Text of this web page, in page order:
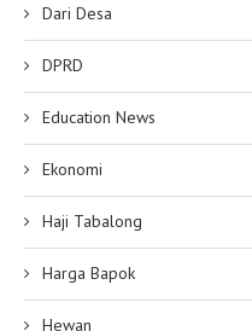
Dari Desa
DPRD
Education News
Ekonomi
Haji Tabalong
Harga Bapok
Hewan